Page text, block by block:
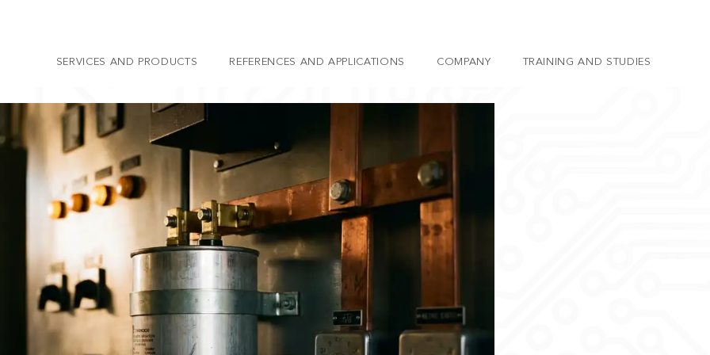
SERVICES AND PRODUCTS REFERENCES AND APPLICATIONS COMPANY TRAINING AND STUDIES